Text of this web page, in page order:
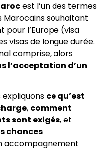
est l’un des termes
Marocains souhaitant
pour l’Europe (visa
visas de longue durée.
comprise, alors
l’acceptation d’un
expliquons ce qu’est
, comment
sont exigés, et
chances
accompagnement